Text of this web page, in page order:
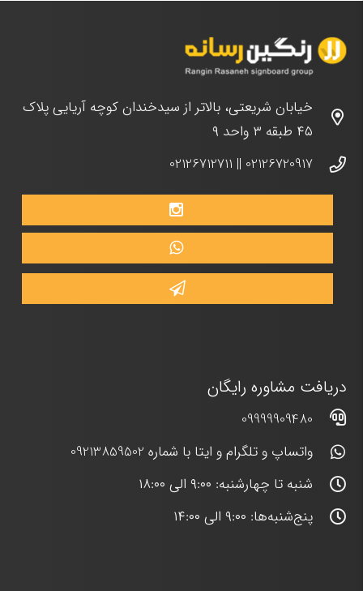
خیابان شریعتی، بالاتر از سیدخندان کوچه آریایی پلاک
۴۵ طبقه ۳ واحد ۹
02126720917
||
02126712711
دریافت مشاوره رایگان
09999909480
واتساپ و تلگرام و ایتا با شماره 09213859502
شنبه تا چهارشنبه: ۹:۰۰ الی ۱۸:۰۰
پنج‌شنبه‌ها: ۹:۰۰ الی ۱۴:۰۰